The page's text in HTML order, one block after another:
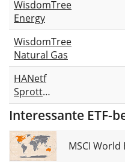
WisdomTree
Energy
WisdomTree
Natural Gas
HANetf
Sprott
Physical
Uranium
ETC
Interessante ETF-
MSCI World